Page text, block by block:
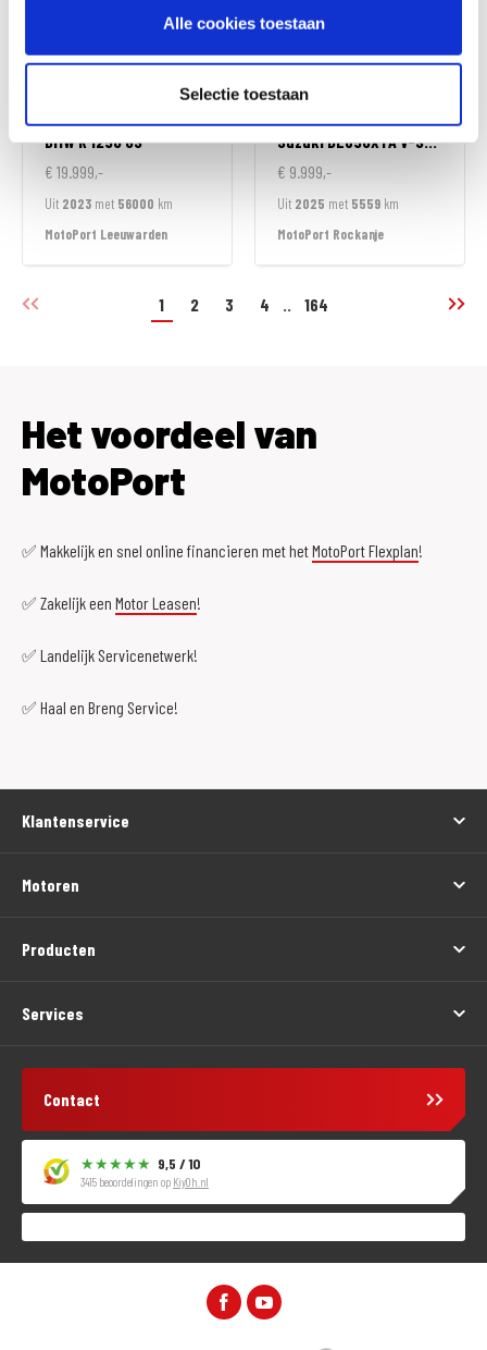
Alle cookies toestaan
Selectie toestaan
BMWR 1250 GS
€ 19.999,-
Uit 2023 met 56000 km
MotoPort Leeuwarden
SuzukiDL650XTA V-STROM
€ 9.999,-
Uit 2025 met 5559 km
MotoPort Rockanje
1 2 3 4 .. 164
Het voordeel van
MotoPort
✅ Makkelijk en snel online financieren met hetMotoPort Flexplan!
✅ Zakelijk een Motor Leasen!
✅ Landelijk Servicenetwerk!
✅ Haal en Breng Service!
Klantenservice
Motoren
Producten
Services
Contact
9,5 / 10
3415 beoordelingen op KiyOh.nl